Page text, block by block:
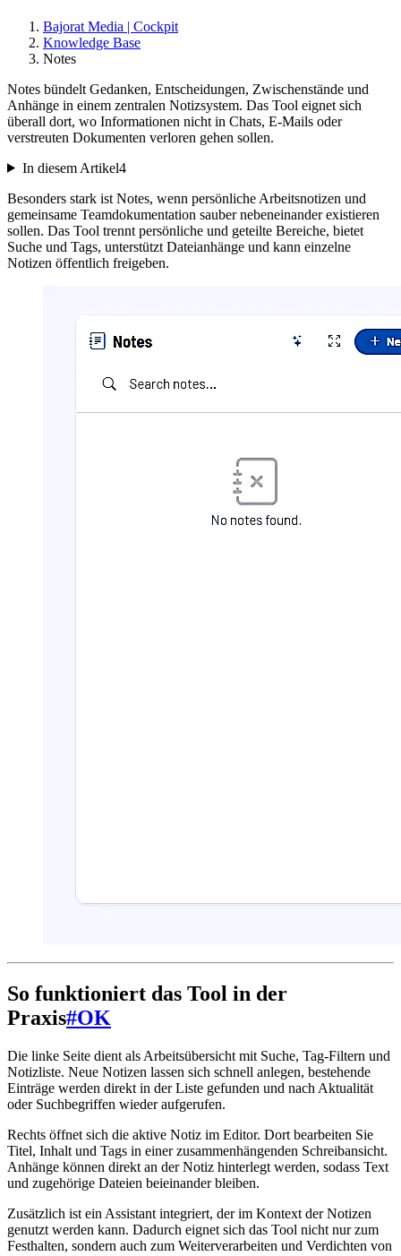
Bajorat Media | Cockpit
Knowledge Base
Notes
Notes bündelt Gedanken, Entscheidungen, Zwischenstände und
Anhänge in einem zentralen Notizsystem. Das Tool eignet sich
überall dort, wo Informationen nicht in Chats, E-Mails oder
verstreuten Dokumenten verloren gehen sollen.
In diesem Artikel4
Besonders stark ist Notes, wenn persönliche Arbeitsnotizen und
gemeinsame Teamdokumentation sauber nebeneinander existieren
sollen. Das Tool trennt persönliche und geteilte Bereiche, bietet
Suche und Tags, unterstützt Dateianhänge und kann einzelne
Notizen öffentlich freigeben.
So funktioniert das Tool in der
Praxis#OK
Die linke Seite dient als Arbeitsübersicht mit Suche, Tag-Filtern und
Notizliste. Neue Notizen lassen sich schnell anlegen, bestehende
Einträge werden direkt in der Liste gefunden und nach Aktualität
oder Suchbegriffen wieder aufgerufen.
Rechts öffnet sich die aktive Notiz im Editor. Dort bearbeiten Sie
Titel, Inhalt und Tags in einer zusammenhängenden Schreibansicht.
Anhänge können direkt an der Notiz hinterlegt werden, sodass Text
und zugehörige Dateien beieinander bleiben.
Zusätzlich ist ein Assistant integriert, der im Kontext der Notizen
genutzt werden kann. Dadurch eignet sich das Tool nicht nur zum
Festhalten, sondern auch zum Weiterverarbeiten und Verdichten von